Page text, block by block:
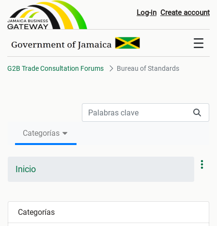
Bureau of StandardsLog-in Create account
G2B Trade Consultation Forums Bureau of Standards
Categorías
Inicio
Categorías